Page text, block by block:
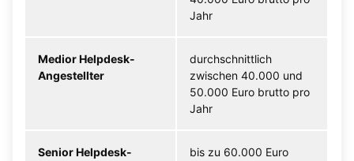
Jahr
Medior Helpdesk-
Angestellter
durchschnittlich
zwischen 40.000 und
50.000 Euro brutto pro
Jahr
Senior Helpdesk-
bis zu 60.000 Euro